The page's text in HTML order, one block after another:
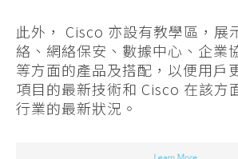
此外， Cisco 亦設有教學區，展
絡、網絡保安、數據中心、企業
等方面的產品及搭配，以便用戶
項目的最新技術和 Cisco 在該方
行業的最新狀況。